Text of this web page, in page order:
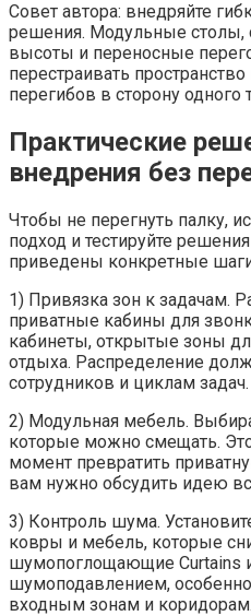
Совет автора: внедряйте
решения. Модульные столы,
высоты и переносные
перестраивать
перегибов в сторону одного
Практические
внедрения без
Чтобы не перегнуть палку,
подход и тестируйте
приведены конкретные
1) Привязка зон к задачам.
приватные кабины для
кабинеты, открытые зоны
отдыха. Распределение
сотрудников и циклам задач.
2) Модульная мебель.
которые можно смещать.
момент превратить
вам нужно обсудить идею
3) Контроль шума.
ковры и мебель, которые
шумопоглощающие Curtains
шумоподавлением,
входным зонам и коридорам.